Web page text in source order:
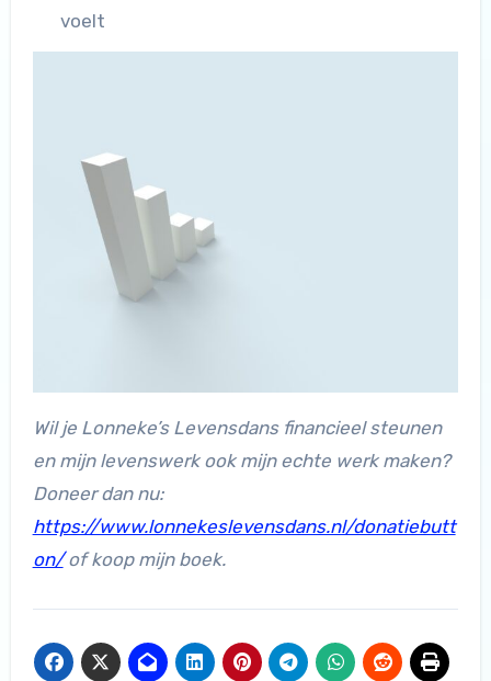
voelt
Wil je Lonneke’s Levensdans financieel steunen
en mijn levenswerk ook mijn echte werk maken?
Doneer dan nu:
https://www.lonnekeslevensdans.nl/donatiebutt
on/of koop mijn boek.